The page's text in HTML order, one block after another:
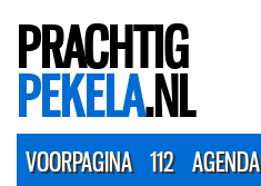
PRACHTIG
PEKELA.NL
VOORPAGINA 112 AGENDA